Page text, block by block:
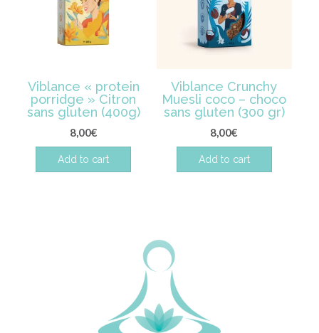
Viblance « protein
porridge » Citron
sans gluten (400g)
8,00€
Add to cart
Viblance Crunchy
Muesli coco – choco
sans gluten (300 gr)
8,00€
Add to cart